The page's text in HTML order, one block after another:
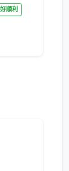
順利